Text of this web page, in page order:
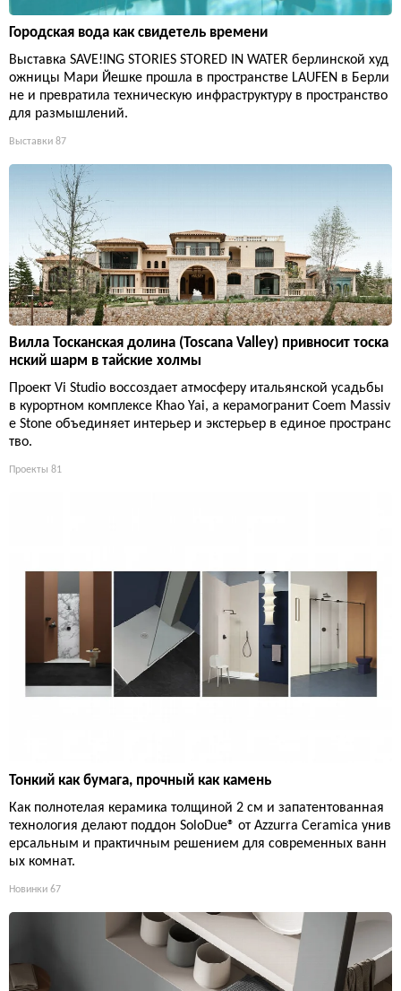
Городская вода как свидетель времени
Выставка SAVE!ING STORIES STORED IN WATER берлинской худ
ожницы Мари Йешке прошла в пространстве LAUFEN в Берли
не и превратила техническую инфраструктуру в пространство
для размышлений.
Выставки 87
Вилла Тосканская долина (Toscana Valley) привносит тоска
нский шарм в тайские холмы
Проект Vi Studio воссоздает атмосферу итальянской усадьбы
в курортном комплексе Khao Yai, а керамогранит Coem Massiv
e Stone объединяет интерьер и экстерьер в единое пространс
тво.
Проекты 81
Тонкий как бумага, прочный как камень
Как полнотелая керамика толщиной 2 см и запатентованная
технология делают поддон SoloDue® от Azzurra Ceramica унив
ерсальным и практичным решением для современных ванн
ых комнат.
Новинки 67